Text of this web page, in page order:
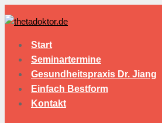
Start
Seminartermine
Gesundheitspraxis Dr. Jiang
Einfach Bestform
Kontakt